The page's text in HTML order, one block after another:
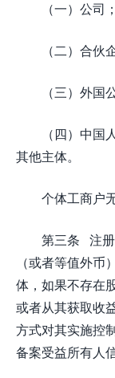
（一）公司；
（二）合伙
（三）外国
（四）中国
其他主体。
个体工商户
第三条 注册
（或者等值外
体，如果不存在
或者从其获取收
方式对其实施控
备案受益所有人信